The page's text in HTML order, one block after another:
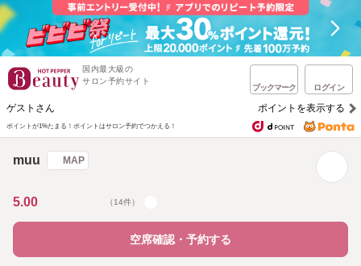
国内最大級の
サロン予約サイト
ブックマーク ログイン
ゲストさん ポイントを表示する
ポイントが1%たまる！ ポイントはサロン予約でつかえる！
muu MAP
5.00 （14件）
空席確認・予約する